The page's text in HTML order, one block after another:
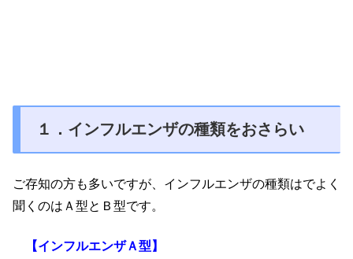
１．インフルエンザの種類をおさらい
ご存知の方も多いですが、インフルエンザの種類はでよく
聞くのはＡ型とＢ型です。
【インフルエンザＡ型】